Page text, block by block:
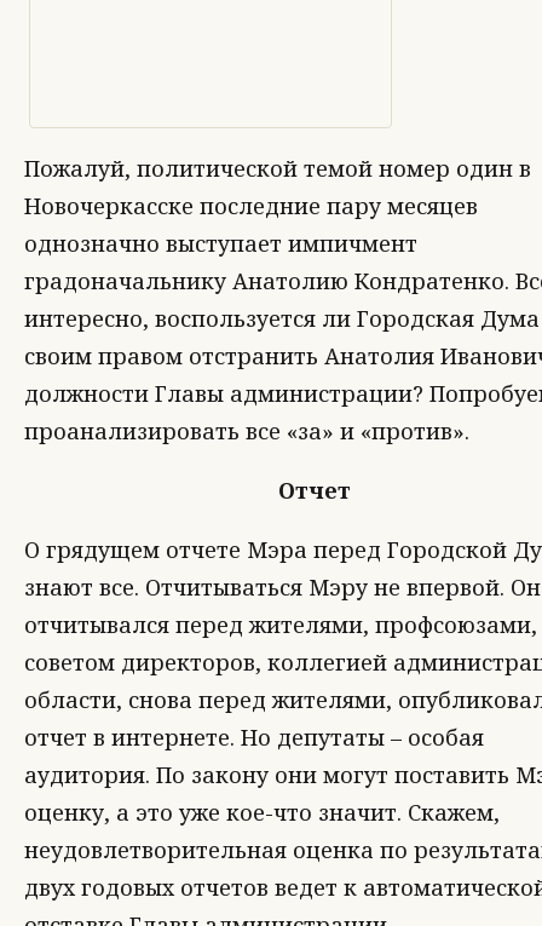
Пожалуй, политической темой номер один в
Новочеркасске последние пару месяцев
однозначно выступает импичмент
градоначальнику Анатолию Кондратенко.
интересно, воспользуется ли Городская Дума
своим правом отстранить Анатолия
должности Главы администрации?
проанализировать все «за» и «против».
Отчет
О грядущем отчете Мэра перед Городской
знают все. Отчитываться Мэру не впервой.
отчитывался перед жителями, профсоюзами,
советом директоров, коллегией
области, снова перед жителями,
отчет в интернете. Но депутаты – особая
аудитория. По закону они могут поставить
оценку, а это уже кое-что значит. Скажем,
неудовлетворительная оценка по
двух годовых отчетов ведет к